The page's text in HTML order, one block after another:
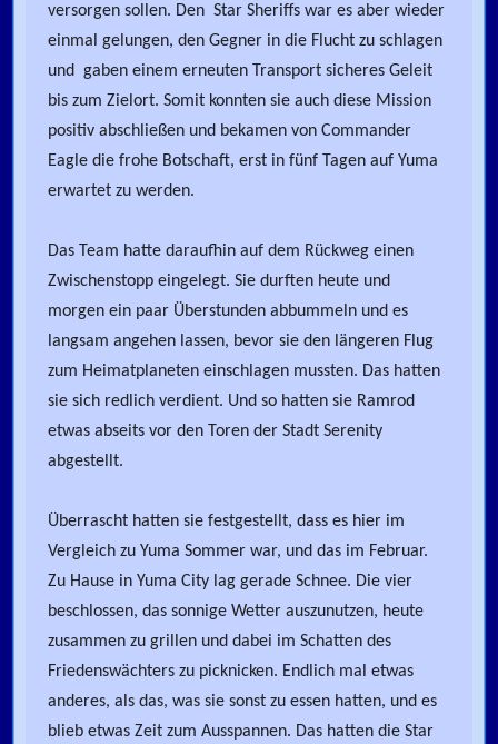
versorgen sollen. Den Star Sheriffs war es aber wieder
einmal gelungen, den Gegner in die Flucht zu schlagen
und gaben einem erneuten Transport sicheres Geleit
bis zum Zielort. Somit konnten sie auch diese Mission
positiv abschließen und bekamen von Commander
Eagle die frohe Botschaft, erst in fünf Tagen auf Yuma
erwartet zu werden.
Das Team hatte daraufhin auf dem Rückweg einen
Zwischenstopp eingelegt. Sie durften heute und
morgen ein paar Überstunden abbummeln und es
langsam angehen lassen, bevor sie den längeren Flug
zum Heimatplaneten einschlagen mussten. Das hatten
sie sich redlich verdient. Und so hatten sie Ramrod
etwas abseits vor den Toren der Stadt Serenity
abgestellt.
Überrascht hatten sie festgestellt, dass es hier im
Vergleich zu Yuma Sommer war, und das im Februar.
Zu Hause in Yuma City lag gerade Schnee. Die vier
beschlossen, das sonnige Wetter auszunutzen, heute
zusammen zu grillen und dabei im Schatten des
Friedenswächters zu picknicken. Endlich mal etwas
anderes, als das, was sie sonst zu essen hatten, und es
blieb etwas Zeit zum Ausspannen. Das hatten die Star